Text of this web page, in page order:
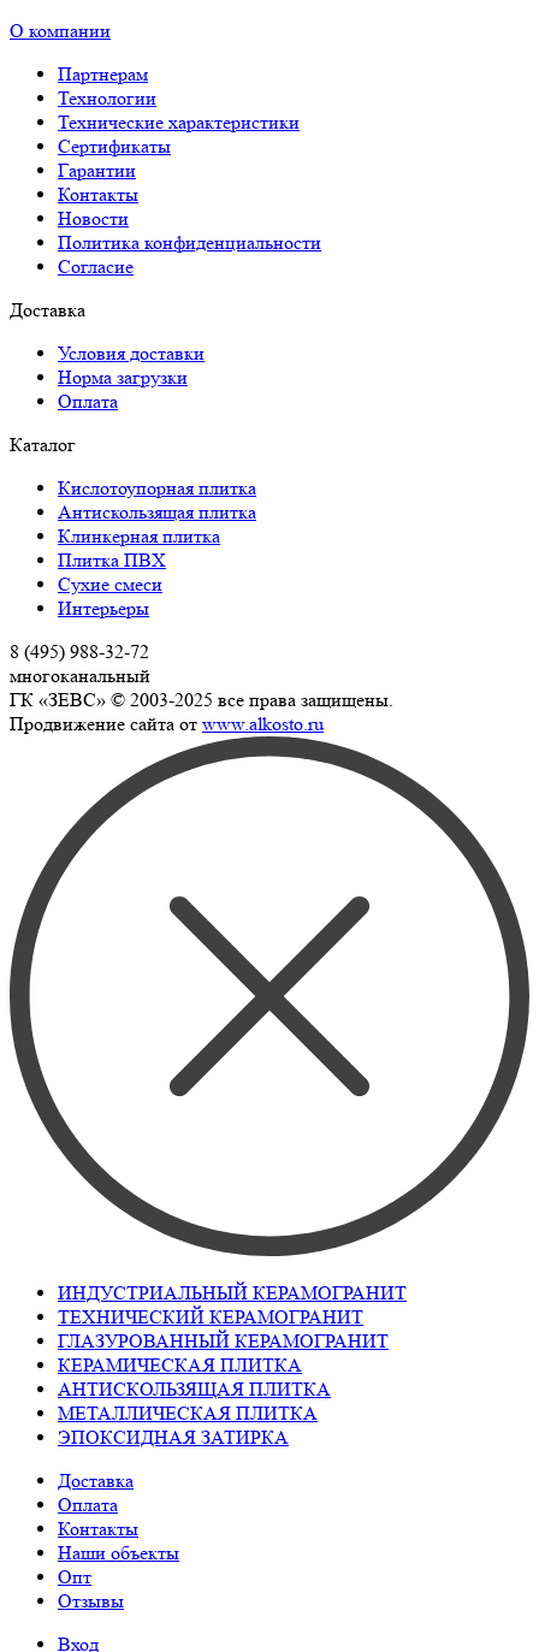
О компании
Партнерам
Технологии
Технические характеристики
Сертификаты
Гарантии
Контакты
Новости
Политика конфиденциальности
Согласие
Доставка
Условия доставки
Норма загрузки
Оплата
Каталог
Кислотоупорная плитка
Антискользящая плитка
Клинкерная плитка
Плитка ПВХ
Сухие смеси
Интерьеры
8 (495) 988-32-72
многоканальный
ГК «ЗЕВС» © 2003-2025 все права защищены.
Продвижение сайта от www.alkosto.ru
ИНДУСТРИАЛЬНЫЙ КЕРАМОГРАНИТ
ТЕХНИЧЕСКИЙ КЕРАМОГРАНИТ
ГЛАЗУРОВАННЫЙ КЕРАМОГРАНИТ
КЕРАМИЧЕСКАЯ ПЛИТКА
АНТИСКОЛЬЗЯЩАЯ ПЛИТКА
МЕТАЛЛИЧЕСКАЯ ПЛИТКА
ЭПОКСИДНАЯ ЗАТИРКА
Доставка
Оплата
Контакты
Наши объекты
Опт
Отзывы
Вход